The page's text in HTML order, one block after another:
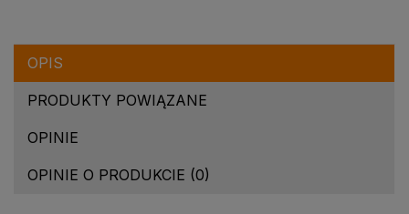
OPIS
PRODUKTY POWIĄZANE
OPINIE
OPINIE O PRODUKCIE (0)